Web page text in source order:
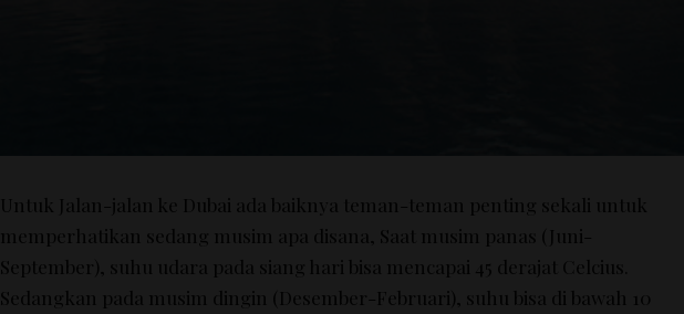
Untuk Jalan-jalan ke Dubai ada baiknya teman-teman penting sekali untuk
memperhatikan sedang musim apa disana, Saat musim panas (Juni-
September), suhu udara pada siang hari bisa mencapai 45 derajat Celcius.
Sedangkan pada musim dingin (Desember-Februari), suhu bisa di bawah 10